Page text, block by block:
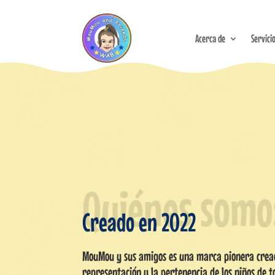
Acerca de
Quiénes
Creado en 2022
MouMou y sus amigos es una marca pionera
representación y la pertenencia de los niños de